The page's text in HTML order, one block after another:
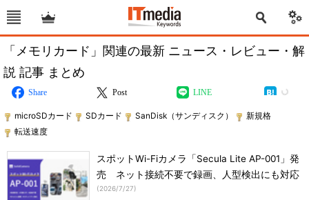
「メモリカード」関連の最新 ニュース・レビュー・解
説 記事 まとめ
Share Post LINE
microSDカード SDカード SanDisk（サンディスク）
新規格
転送速度
スポットWi-Fiカメラ「Secula Lite AP-001」発
売 ネット接続不要で録画、人型検出にも対応
(2026/7/27)